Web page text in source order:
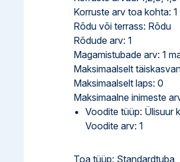
Korruste arv toa kohta: 1
Rõdu või terrass: Rõdu
Rõdude arv: 1
Magamistubade arv: 1
Maksimaalselt
Maksimaalselt laps: 0
Maksimaalne inimeste
Voodite tüüp: Ülisuur
Voodite arv: 1
Toa tüüp: Standardtuba